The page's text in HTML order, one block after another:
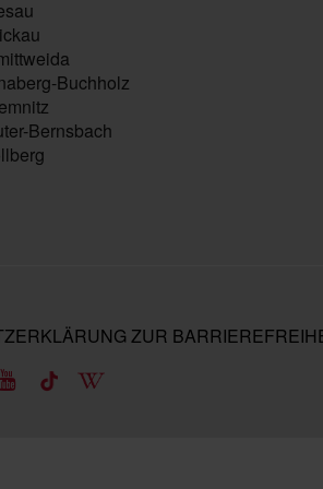
Buchholz
Bernsbach
ERKLÄRUNG ZUR